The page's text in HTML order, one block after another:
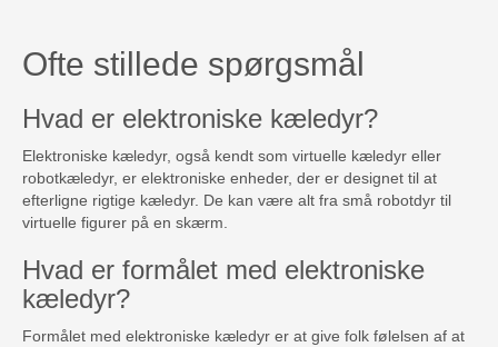
Ofte stillede spørgsmål
Hvad er elektroniske kæledyr?
Elektroniske kæledyr, også kendt som virtuelle kæledyr eller
robotkæledyr, er elektroniske enheder, der er designet til at
efterligne rigtige kæledyr. De kan være alt fra små robotdyr til
virtuelle figurer på en skærm.
Hvad er formålet med elektroniske
kæledyr?
Formålet med elektroniske kæledyr er at give folk følelsen af at